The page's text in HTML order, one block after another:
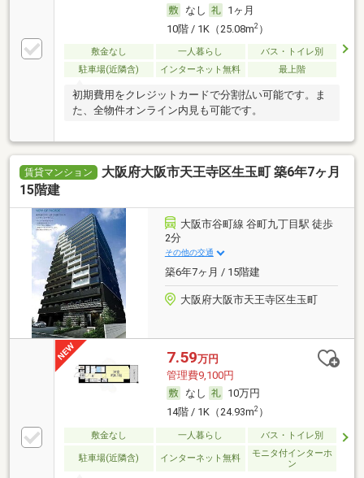
なし
1ヶ月
10階 / 1K（25.08m2）
敷金なし 一人暮らし
バス・トイレ別
駐車場(近隣含)
インターネット無料 最上階
初期費用をクレジットカードで分割払い可能です。ま
た、全物件オンライン内見も可能です。
賃貸マンション
大阪府大阪市天王寺区生玉町 築6年7ヶ月
15階建
大阪市谷町線 谷町九丁目駅 徒歩
2分
その他の交通
築6年7ヶ月 / 15階建
大阪府大阪市天王寺区生玉町
7.59万円
管理費9,100円
なし
10万円
14階 / 1K（24.93m2）
敷金なし 一人暮らし バス・トイレ別
駐車場(近隣含) インターネット無料
モニタ付インターホ
ン